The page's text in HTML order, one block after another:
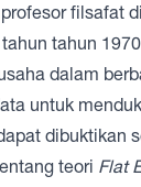
filsafat di
tahun
dalam
untuk
dibuktikan
teori Flat